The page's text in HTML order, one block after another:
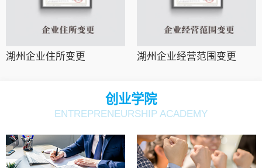
湖州企业住所变更 湖州企业经营范围变更
创业学院
ENTREPRENEURSHIP ACADEMY